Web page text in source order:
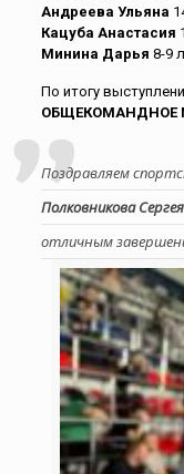
Андреева Ульяна
Кацуба Анастасия
Минина Дарья 8-9
По итогу
ОБЩЕКОМАНДНОЕ
Поздравляем
Полковникова
отличным